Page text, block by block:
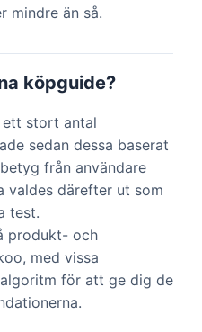
mindre än så.
köpguide?
stort antal
sedan dessa baserat
från användare
valdes därefter ut som
test.
produkt- och
med vissa
för att ge dig de